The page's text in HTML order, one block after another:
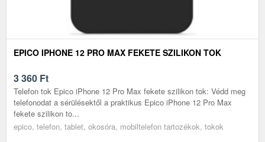
EPICO IPHONE 12 PRO MAX FEKETE SZILIKON TOK
3 360 Ft
Telefon tok Epico iPhone 12 Pro Max fekete szilikon tok: Védd meg
telefonodat a sérülésektől a praktikus Epico iPhone 12 Pro Max
fekete szilikon to...
epico, telefon, tablet, okosóra, mobiltelefon tartozékok, tokok